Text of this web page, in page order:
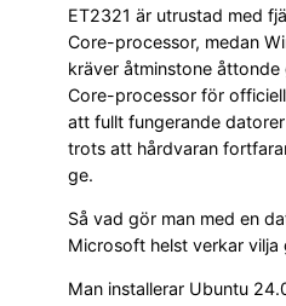
ET2321 är utrustad med
Core-processor, medan
kräver åtminstone åttonde
Core-processor för
att fullt fungerande
trots att hårdvaran
ge.
Så vad gör man med en
Microsoft helst verkar vilja
Man installerar Ubuntu